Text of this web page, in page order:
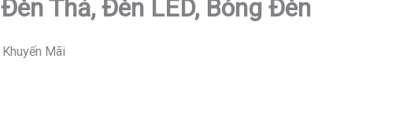
Thả, Đèn LED, Bóng Đèn
Mãi